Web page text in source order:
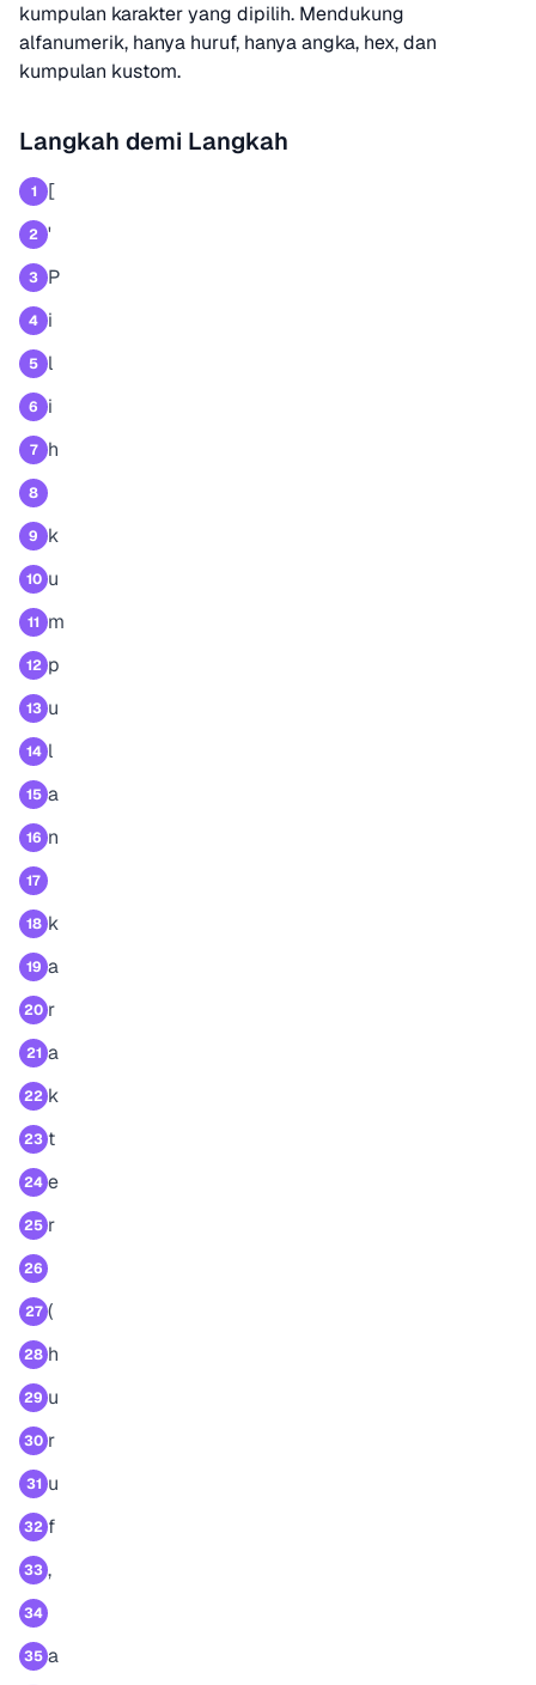
kumpulan karakter yang dipilih. Mendukung
alfanumerik, hanya huruf, hanya angka, hex, dan
kumpulan kustom.
Langkah demi Langkah
1 [
2 '
3 P
4 i
5 l
6 i
7 h
8
9 k
10 u
11 m
12 p
13 u
14 l
15 a
16 n
17
18 k
19 a
20 r
21 a
22 k
23 t
24 e
25 r
26
27 (
28 h
29 u
30 r
31 u
32 f
33 ,
34
35 a